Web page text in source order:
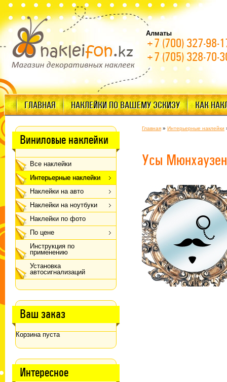
Алматы
+7 (700) 327-98-
+7 (705) 328-70-
ГЛАВНАЯ НАКЛЕЙКИ ПО ВАШЕМУ ЭСКИЗУ КАК
Виниловые наклейки
Все наклейки
Интерьерные наклейки
Наклейки на авто
Наклейки на ноутбуки
Наклейки по фото
По цене
Инструкция по
применению
Установка
автосигнализаций
Ваш заказ
Корзина пуста
Интересное
Главная » Интерьерные наклейки
Усы